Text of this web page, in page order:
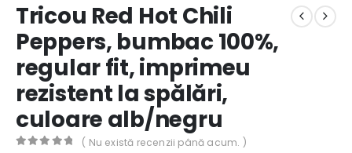
Tricou Red Hot Chili
Peppers, bumbac 100%,
regular fit, imprimeu
rezistent la spălări,
culoare alb/negru
( Nu există recenzii până acum. )